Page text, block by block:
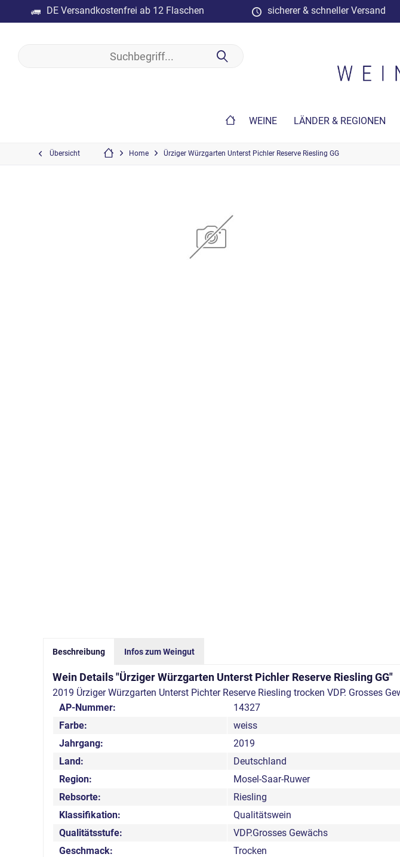
DE Versandkostenfrei ab 12 Flaschen sicherer & schneller Versand
WEINE LÄNDER & REGIONEN
Übersicht Home Ürziger Würzgarten Unterst Pichler Reserve Riesling GG
Beschreibung Infos zum Weingut
Wein Details "Ürziger Würzgarten Unterst Pichler Reserve Riesling GG"
2019 Ürziger Würzgarten Unterst Pichter Reserve Riesling trocken VDP. Grosses
AP-Nummer:
14327
Farbe:
weiss
Jahrgang:
2019
Land:
Deutschland
Region:
Mosel-Saar-Ruwer
Rebsorte:
Riesling
Klassifikation:
Qualitätswein
Qualitätsstufe:
VDP.Grosses Gewächs
Geschmack:
Trocken